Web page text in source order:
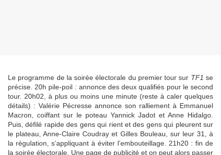
Le programme de la soirée électorale du premier tour sur TF1 se
précise. 20h pile-poil : annonce des deux qualifiés pour le second
tour. 20h02, à plus ou moins une minute (reste à caler quelques
détails) : Valérie Pécresse annonce son ralliement à Emmanuel
Macron, coiffant sur le poteau Yannick Jadot et Anne Hidalgo.
Puis, défilé rapide des gens qui rient et des gens qui pleurent sur
le plateau, Anne-Claire Coudray et Gilles Bouleau, sur leur 31, à
la régulation, s’appliquant à éviter l’embouteillage. 21h20 : fin de
la soirée électorale. Une page de publicité et on peut alors passer